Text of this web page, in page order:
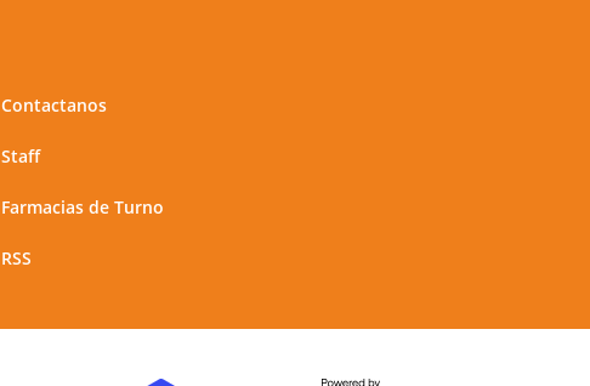
Contactanos
Staff
Farmacias de Turno
RSS